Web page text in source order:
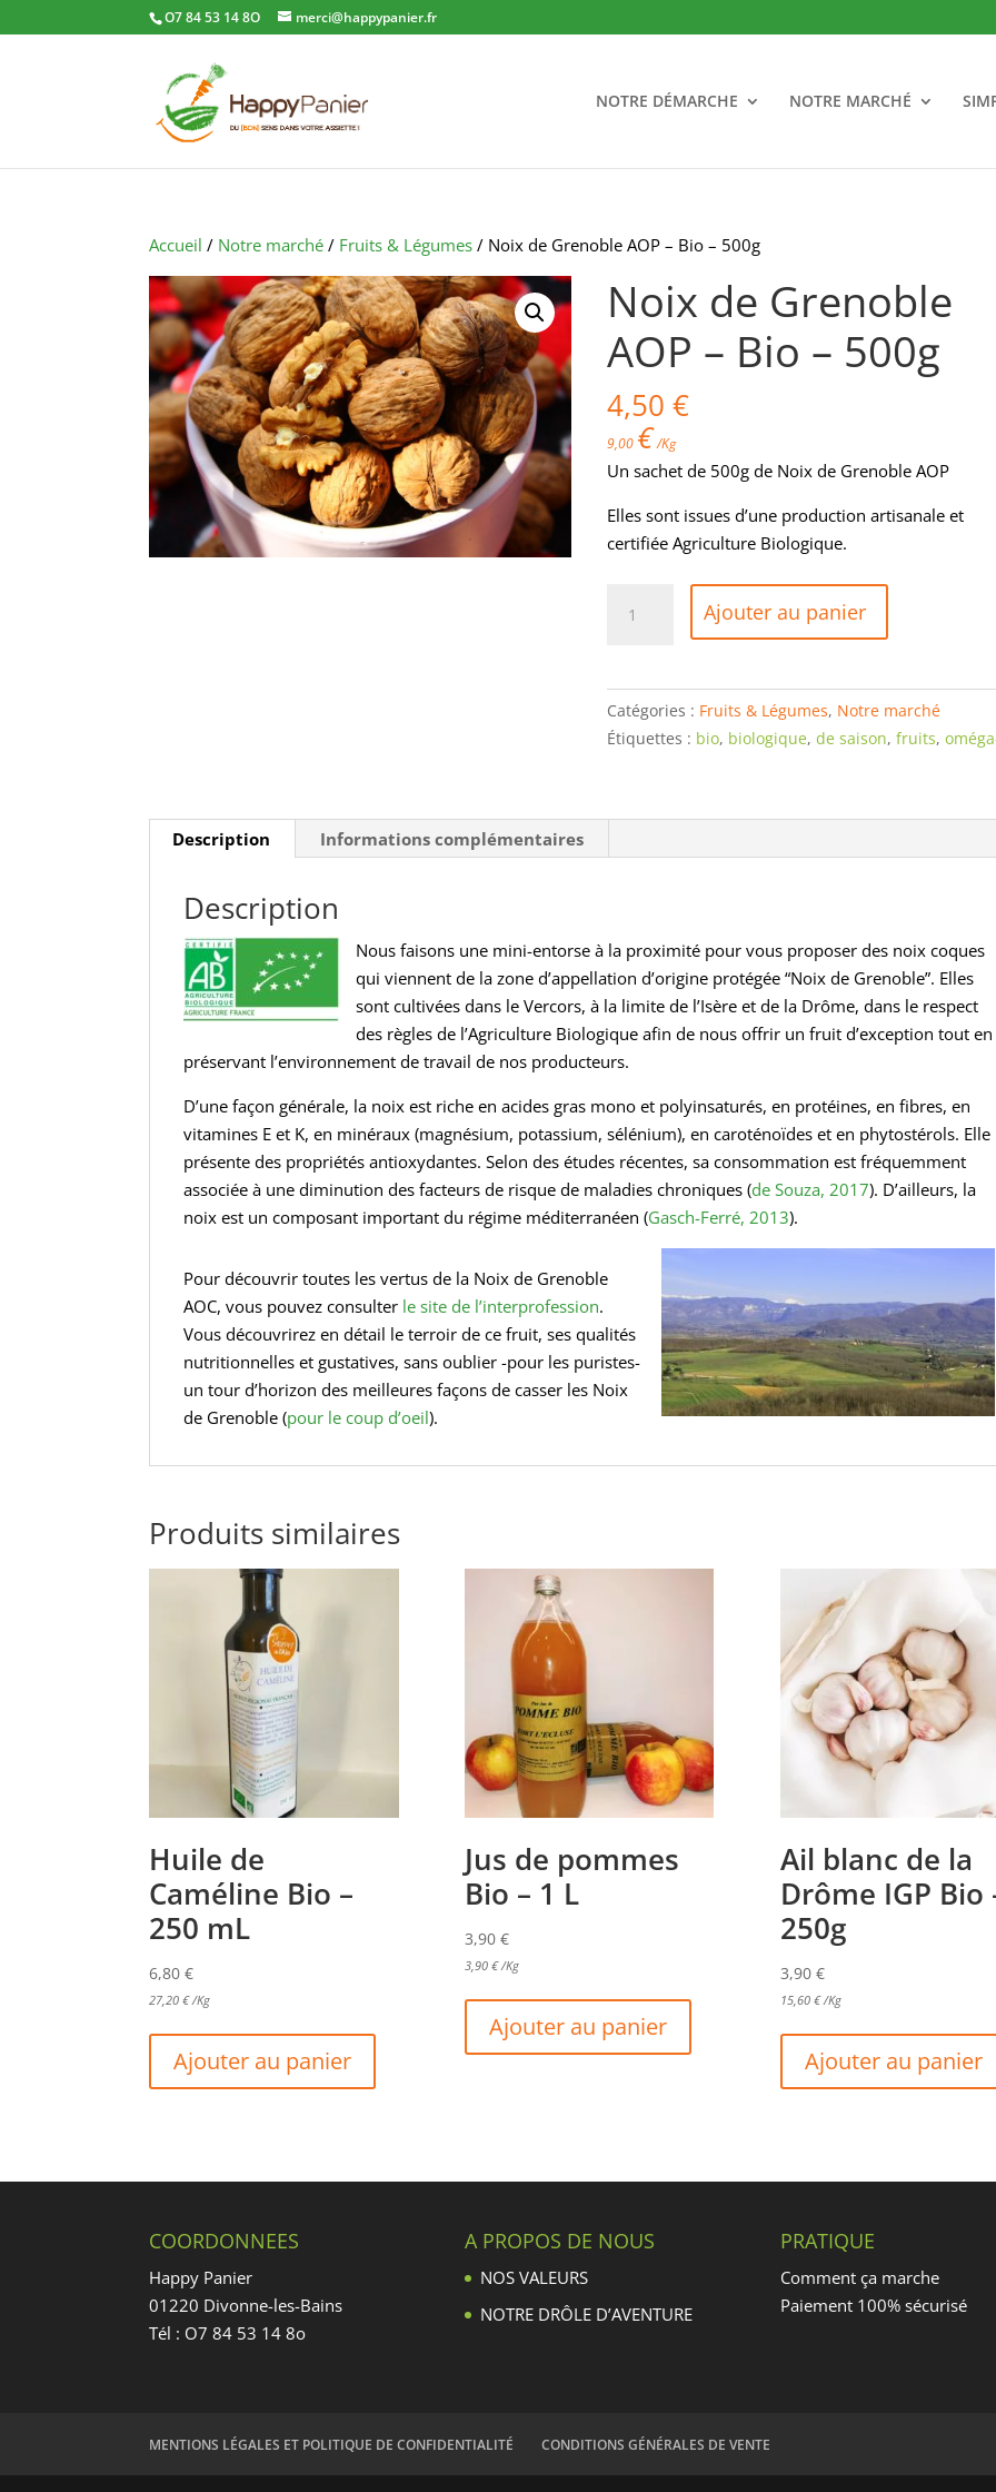
O7 84 53 14 8O merci@happypanier.fr
NOTRE DÉMARCHE NOTRE MARCHÉ
Accueil / Notre marché / Fruits & Légumes / Noix de Grenoble AOP – Bio – 500g
Noix de Grenoble
AOP – Bio – 500g
4,50€
9,00 € /Kg
Un sachet de 500g de Noix de Grenoble AOP
Elles sont issues d’une production artisanale et
certifiée Agriculture Biologique.
Grenoble
AOP
-
Ajouter au panier
Catégories : Fruits & Légumes, Notre marché
Étiquettes : bio, biologique,de saison,fruits,
Description Informations complémentaires
Description
Nous faisons une mini-entorse à la proximité pour vous proposer des noix coques
qui viennent de la zone d’appellation d’origine protégée “Noix de Grenoble”. Elles
sont cultivées dans le Vercors, à la limite de l’Isère et de la Drôme, dans le respect
des règles de l’Agriculture Biologique afin de nous offrir un fruit d’exception tout en
préservant l’environnement de travail de nos producteurs.
D’une façon générale, la noix est riche en acides gras mono et polyinsaturés, en protéines, en fibres, en
vitamines E et K, en minéraux (magnésium, potassium, sélénium), en caroténoïdes et en phytostérols. Elle
présente des propriétés antioxydantes. Selon des études récentes, sa consommation est fréquemment
associée à une diminution des facteurs de risque de maladies chroniques (de Souza, 2017). D’ailleurs, la
noix est un composant important du régime méditerranéen (Gasch-Ferré, 2013).
Pour découvrir toutes les vertus de la Noix de Grenoble
AOC, vous pouvez consulter le site de l’interprofession.
Vous découvrirez en détail le terroir de ce fruit, ses qualités
nutritionnelles et gustatives, sans oublier -pour les puristes-
un tour d’horizon des meilleures façons de casser les Noix
de Grenoble (pour le coup d’oeil).
Produits similaires
Huile de
Caméline Bio –
250 mL
6,80€
27,20€ /Kg
Ajouter au panier
Jus de pommes
Bio – 1 L
3,90 €
3,90 € /Kg
Ajouter au panier
Ail blanc de la
Drôme IGP Bio
250g
3,90 €
15,60 € /Kg
Ajouter au panier
COORDONNEES
Happy Panier
01220 Divonne-les-Bains
Tél : O7 84 53 14 8o
A PROPOS DE NOUS
NOS VALEURS
NOTRE DRÔLE D’AVENTURE
PRATIQUE
Comment ça marche
Paiement 100% sécurisé
MENTIONS LÉGALES ET POLITIQUE DE CONFIDENTIALITÉ CONDITIONS GÉNÉRALES DE VENTE